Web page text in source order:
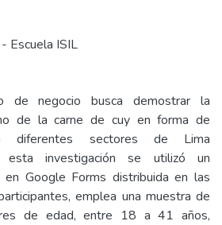
Escuela ISIL
de negocio busca demostrar la
de la carne de cuy en forma de
diferentes sectores de Lima
esta investigación se utilizó un
en Google Forms distribuida en las
emplea una muestra de
de edad, entre 18 a 41 años,